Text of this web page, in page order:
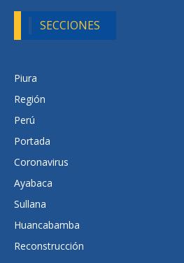
SECCIONES
Piura
Región
Perú
Portada
Coronavirus
Ayabaca
Sullana
Huancabamba
Reconstrucción